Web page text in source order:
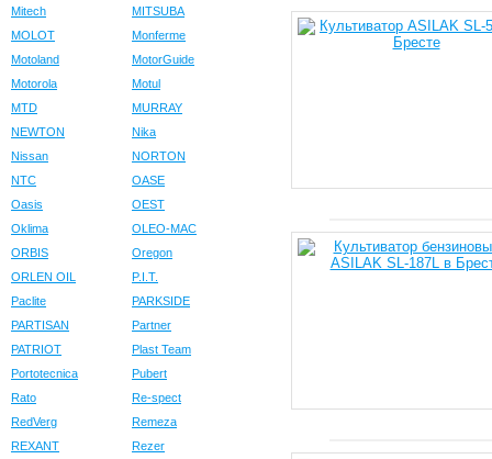
Mitech
MITSUBA
MOLOT
Monferme
Motoland
MotorGuide
Motorola
Motul
MTD
MURRAY
NEWTON
Nika
Nissan
NORTON
NTC
OASE
Oasis
OEST
Oklima
OLEO-MAC
ORBIS
Oregon
ORLEN OIL
P.I.T.
Paclite
PARKSIDE
PARTISAN
Partner
PATRIOT
Plast Team
Portotecnica
Pubert
Rato
Re-spect
RedVerg
Remeza
REXANT
Rezer